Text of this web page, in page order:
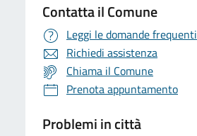
Contatta il Comune
Leggi le domande frequenti
Richiedi assistenza
Chiama il Comune
Prenota appuntamento
Problemi in città